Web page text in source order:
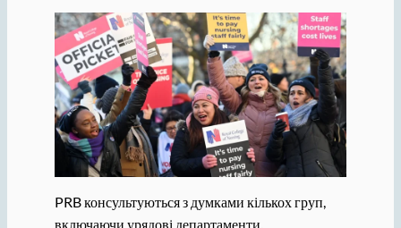
PRB консультуються з думками кількох груп,
включаючи урядові департаменти.